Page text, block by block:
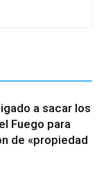
a sacar los
Fuego para
de «propiedad